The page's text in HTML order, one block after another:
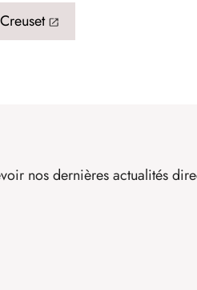
nos dernières actualités